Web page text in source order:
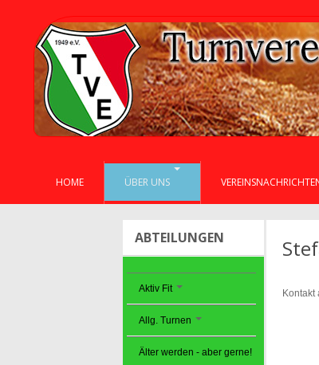
HOME ÜBER UNS
Kontakt
ABTEILUNGEN
Aktiv Fit
Allg. Turnen
Älter werden - aber gerne!